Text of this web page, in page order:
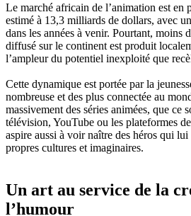
Le marché africain de l’animation est en
estimé à 13,3 milliards de dollars, avec
dans les années à venir. Pourtant, moins
diffusé sur le continent est produit
l’ampleur du potentiel inexploité que
Cette dynamique est portée par la
nombreuse et des plus connectée au
massivement des séries animées, que ce
télévision, YouTube ou les plateformes
aspire aussi à voir naître des héros qui lui
propres cultures et imaginaires.
Un art au service de la
l’humour